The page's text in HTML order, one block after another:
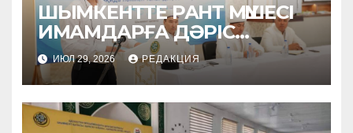
ШЫМКЕНТТЕ РАНТ МҮШЕСІ
ИМАМДАРҒА ДӘРІС
ОҚЫДЫ
ИЮЛ 29, 2026 РЕДАКЦИЯ